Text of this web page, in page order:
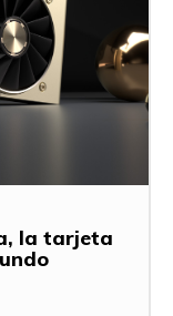
la tarjeta